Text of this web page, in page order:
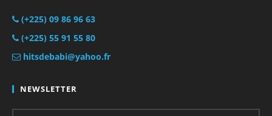
(+225) 09 86 96 63
(+225) 55 91 55 80
hitsdebabi@yahoo.fr
NEWSLETTER